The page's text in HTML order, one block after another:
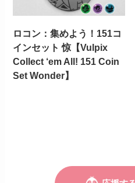
ロコン：集めよう！151コ
インセット 惊【Vulpix
Collect ‘em All! 151 Coin
Set Wonder】